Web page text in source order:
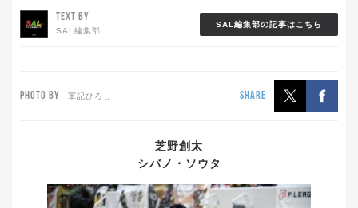
TEXT BY
SAL編集部
SAL編集部の記事はこちら
PHOTO BY 軍記ひろし SHARE
芝野創太
シバノ・ソウタ